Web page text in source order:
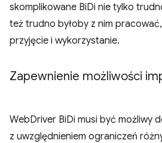
skomplikowane BiDi nie tylko
też trudno byłoby z nim
przyjęcie i wykorzystanie.
Zapewnienie możliwości
WebDriver BiDi musi być możliwy
z uwzględnieniem ograniczeń